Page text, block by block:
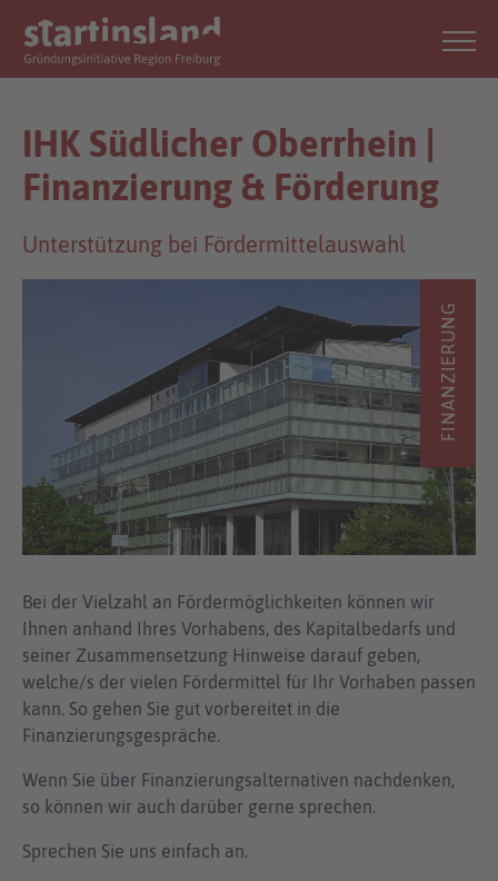
IHK Südlicher Oberrhein |
Finanzierung & Förderung
Unterstützung bei Fördermittelauswahl
FINANZIERUNG
Bei der Vielzahl an Fördermöglichkeiten können wir
Ihnen anhand Ihres Vorhabens, des Kapitalbedarfs und
seiner Zusammensetzung Hinweise darauf geben,
welche/s der vielen Fördermittel für Ihr Vorhaben passen
kann. So gehen Sie gut vorbereitet in die
Finanzierungsgespräche.
Wenn Sie über Finanzierungsalternativen nachdenken,
so können wir auch darüber gerne sprechen.
Sprechen Sie uns einfach an.